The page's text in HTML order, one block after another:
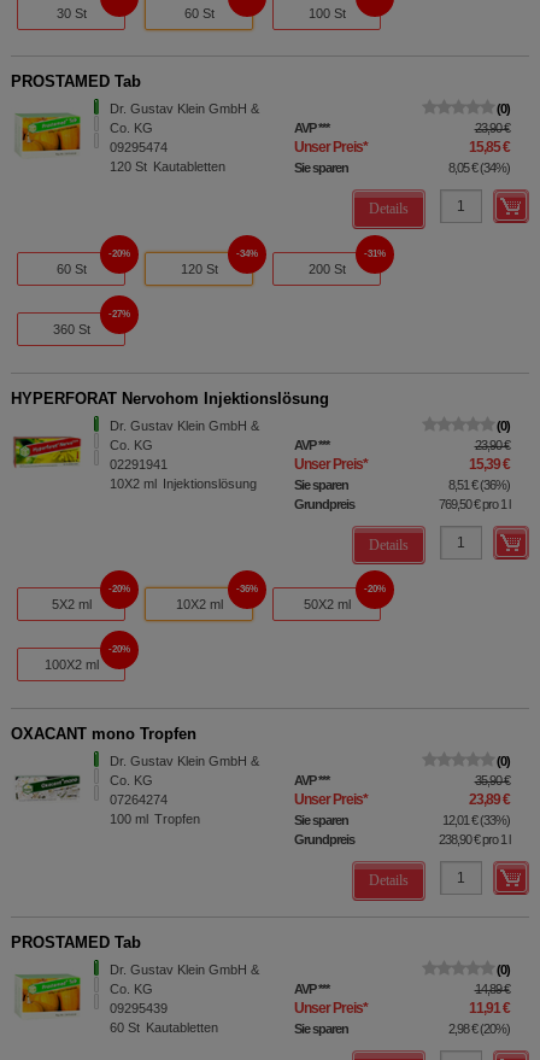
30 St 60 St 100 St
PROSTAMED Tab
Dr. Gustav Klein GmbH &
Co. KG
09295474
120 St Kautabletten
0
AVP*** 23,90 €
Unser Preis* 15,85 €
Sie sparen 8,05 €(34%)
Details
60 St
20%
120 St
34%
200 St
31%
360 St
27%
HYPERFORAT Nervohom Injektionslösung
Dr. Gustav Klein GmbH &
Co. KG
02291941
10X2 ml Injektionslösung
0
AVP*** 23,90 €
Unser Preis* 15,39 €
Sie sparen 8,51 €(36%)
Grundpreis
769,50 €pro 1 l
Details
5X2 ml
20%
10X2 ml
36%
50X2 ml
20%
100X2 ml
20%
OXACANT mono Tropfen
Dr. Gustav Klein GmbH &
Co. KG
07264274
100 ml Tropfen
0
AVP*** 35,90 €
Unser Preis* 23,89 €
Sie sparen 12,01 €(33%)
Grundpreis
238,90 €pro 1 l
Details
PROSTAMED Tab
Dr. Gustav Klein GmbH &
Co. KG
09295439
60 St Kautabletten
0
AVP*** 14,89 €
Unser Preis* 11,91 €
Sie sparen 2,98 €(20%)